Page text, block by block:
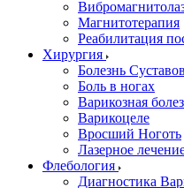
Магнитотерапия
Реабилитация
Хирургия
Болезнь Суставов
Боль в ногах
Варикозная
Варикоцеле
Вросший Ноготь
Лазерное
Флебология
Диагностика